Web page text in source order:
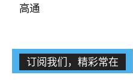
高通
订阅我们，精彩常在